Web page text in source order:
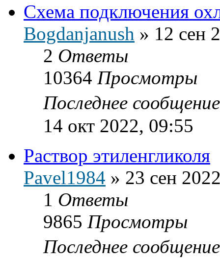
Схема подключения
Bogdanjanush » 12 сен
2 Ответы
10364 Просмотры
Последнее
14 окт 2022, 09:55
Раствор этиленгликоля
Pavel1984 » 23 сен
1 Ответы
9865 Просмотры
Последнее